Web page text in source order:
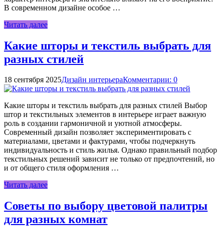
В современном дизайне особое …
Читать далее
Какие шторы и текстиль выбрать для
разных стилей
18 сентября 2025Дизайн интерьераКомментарии: 0
Какие шторы и текстиль выбрать для разных стилей Выбор
штор и текстильных элементов в интерьере играет важную
роль в создании гармоничной и уютной атмосферы.
Современный дизайн позволяет экспериментировать с
материалами, цветами и фактурами, чтобы подчеркнуть
индивидуальность и стиль жилья. Однако правильный подбор
текстильных решений зависит не только от предпочтений, но
и от общего стиля оформления …
Читать далее
Советы по выбору цветовой палитры
для разных комнат